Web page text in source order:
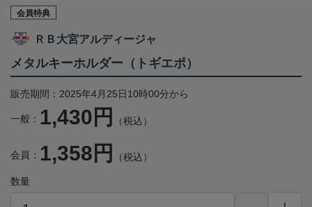
会員特典
ＲＢ大宮アルディージャ
メタルキーホルダー（トギエポ）
販売期間：2025年4月25日10時00分から
一般： 1,430円 （税込）
会員： 1,358円 （税込）
数量